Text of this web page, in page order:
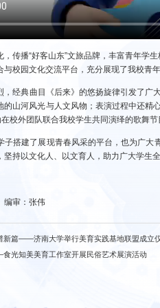
传播“好客山东”文旅品牌，丰富青年学
校园文化交流平台，充分展现了我校青
，经典曲目《后来》的悠扬旋律引发了
的山河风光与人文风物；表演过程中还
校外团队联合我校学生共同演绎的歌舞节
搭建了展现青春风采的平台，也为广大
持以文化人、以文育人，助力广大学生全
审：张伟
新篇——济南大学举行美育实践基地联盟成立
光知美美育工作室开展民俗艺术展演活动